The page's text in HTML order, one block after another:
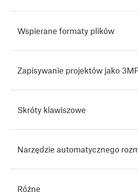
Wspierane formaty plików
Zapisywanie projektów jako 3MF
Skróty klawiszowe
Narzędzie automatycznego
Różne